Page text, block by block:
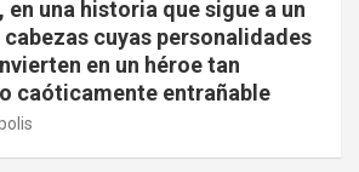
en una historia que sigue a un
cuyas personalidades
en un héroe tan
caóticamente entrañable